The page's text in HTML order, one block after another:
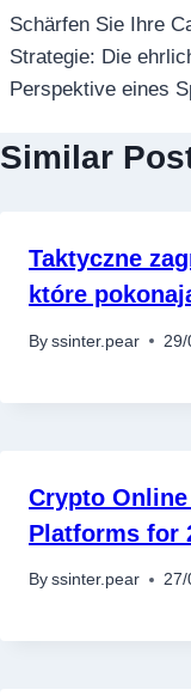
เรื่อง
Schärfen Sie Ihre
Strategie: Die
Perspektive eines
Similar
Taktyczne
które
By ssinter.pear 29/
Crypto
Platforms for
By ssinter.pear 27/